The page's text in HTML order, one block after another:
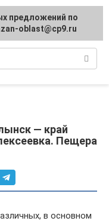
— край
Пещера
в основном
предложений по
oblast@cp9.ru